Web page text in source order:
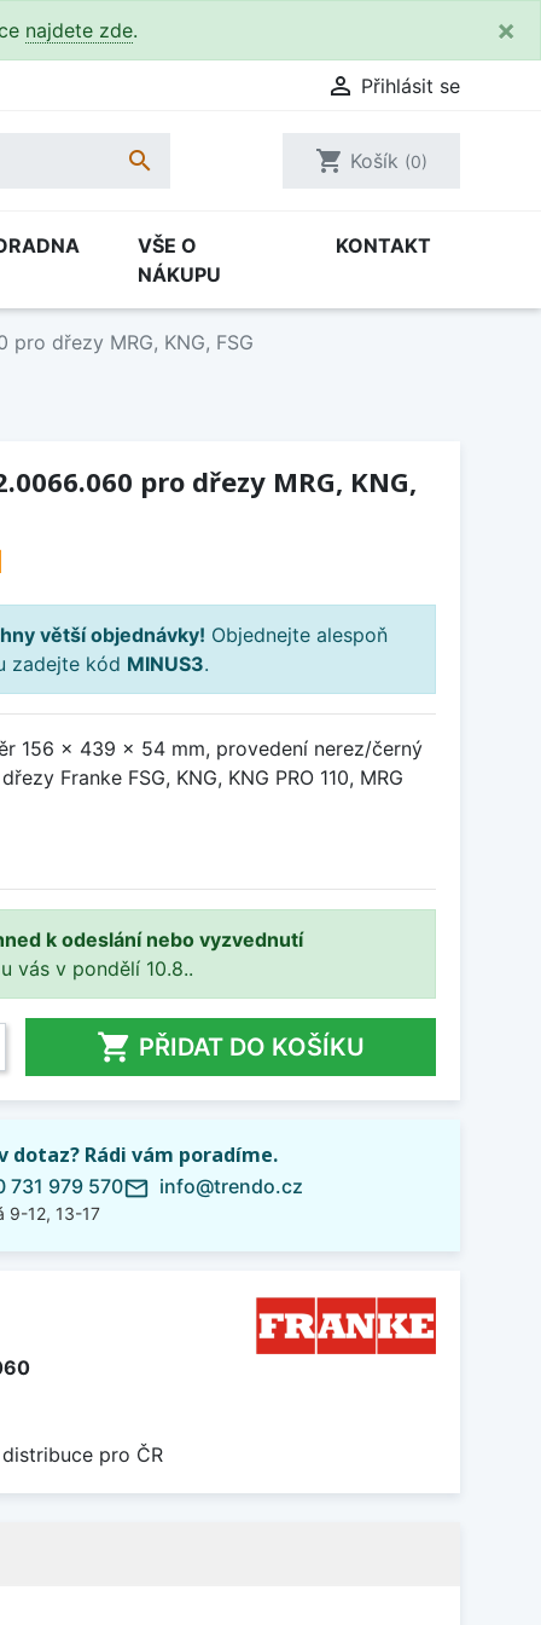
najdete zde. ×
 Přihlásit se
 shopping_cart Košík (0)
VŠE O
NÁKUPU
KONTAKT
pro dřezy MRG, KNG, FSG
pro dřezy MRG, KNG,
větší objednávky! Objednejte alespoň
zadejte kód MINUS3.
156 x 439 x 54 mm, provedení nerez/černý
Franke FSG, KNG, KNG PRO 110, MRG
k odeslání nebo vyzvednutí
vás v pondělí 10.8..
 PŘIDAT DO KOŠÍKU
dotaz? Rádi vám poradíme.
731 979 570
9-12, 13-17
mail_outline info@trendo.cz
pro ČR